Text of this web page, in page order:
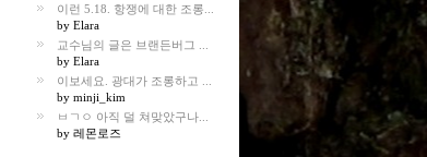
이런 5.18. 항쟁에 대한 조롱...
by Elara
교수님의 글은 브랜든버그 ...
by Elara
이보세요. 광대가 조롱하고 ...
by minji_kim
ㅂㄱㅇ 아직 덜 쳐맞았구나...
by 레몬로즈